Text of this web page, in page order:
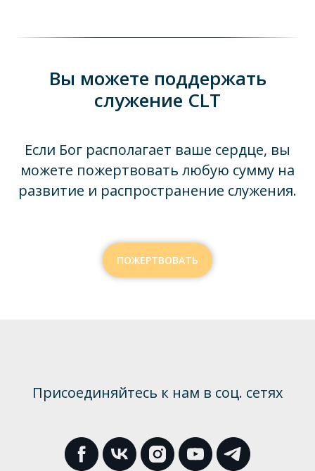
Вы можете поддержать
служение CLT
Если Бог располагает ваше сердце, вы
можете пожертвовать любую сумму на
развитие и распространение служения.
ПОЖЕРТВОВАТЬ
Присоединяйтесь к нам в соц. сетях